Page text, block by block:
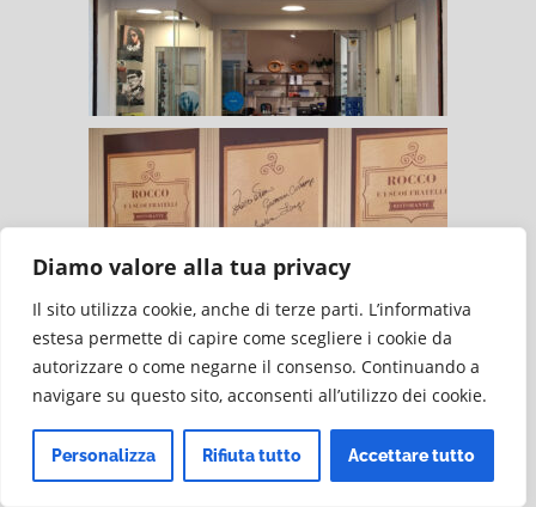
Diamo valore alla tua privacy
Il sito utilizza cookie, anche di terze parti. L’informativa
estesa permette di capire come scegliere i cookie da
autorizzare o come negarne il consenso. Continuando a
navigare su questo sito, acconsenti all’utilizzo dei cookie.
Personalizza Rifiuta tutto Accettare tutto